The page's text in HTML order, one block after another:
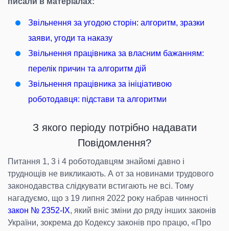
Звільнення за угодою сторін: алгоритм, зразки
заяви, угоди та наказу
Звільнення працівника за власним бажанням:
перелік причин та алгоритм дій
Звільнення працівника за ініціативою
роботодавця: підстави та алгоритми
З якого періоду потрібно надавати
Повідомлення?
Питання 1, 3 і 4 роботодавцям знайомі давно і
труднощів не викликають. А от за новинами трудового
законодавства слідкувати встигають не всі. Тому
нагадуємо, що з 19 липня 2022 року набрав чинності
закон № 2352-ІХ, який вніс зміни до ряду інших законів
України, зокрема до Кодексу законів про працю, «Про